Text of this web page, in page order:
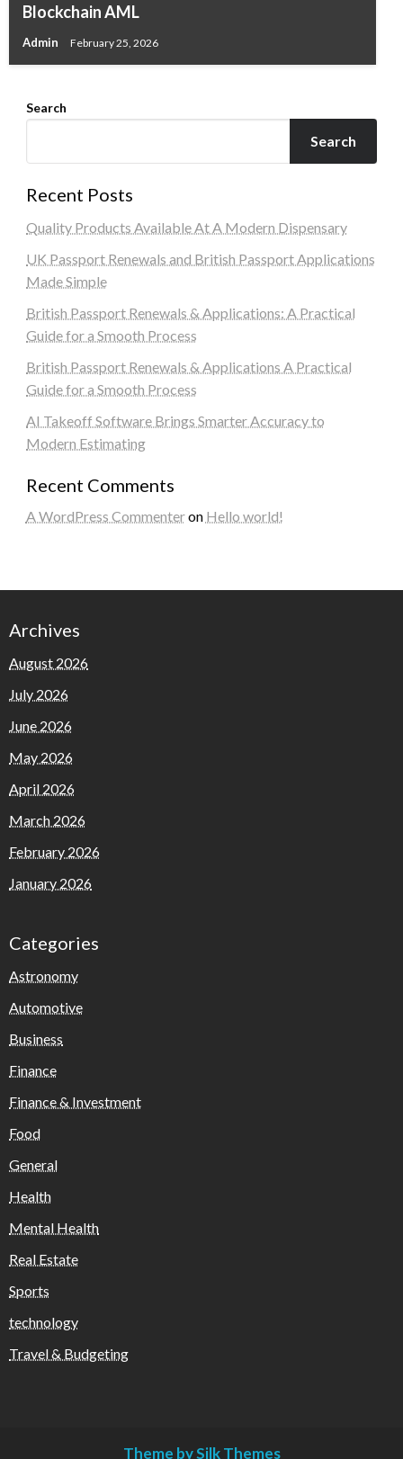
Blockchain AML
Admin February 25, 2026
Search
Search
Recent Posts
Quality Products Available At A Modern Dispensary
UK Passport Renewals and British Passport Applications
Made Simple
British Passport Renewals & Applications: A Practical
Guide for a Smooth Process
British Passport Renewals & Applications A Practical
Guide for a Smooth Process
AI Takeoff Software Brings Smarter Accuracy to
Modern Estimating
Recent Comments
A WordPress Commenteron Hello world!
Archives
August 2026
July 2026
June 2026
May 2026
April 2026
March 2026
February 2026
January 2026
Categories
Astronomy
Automotive
Business
Finance
Finance & Investment
Food
General
Health
Mental Health
Real Estate
Sports
technology
Travel & Budgeting
Theme by Silk Themes